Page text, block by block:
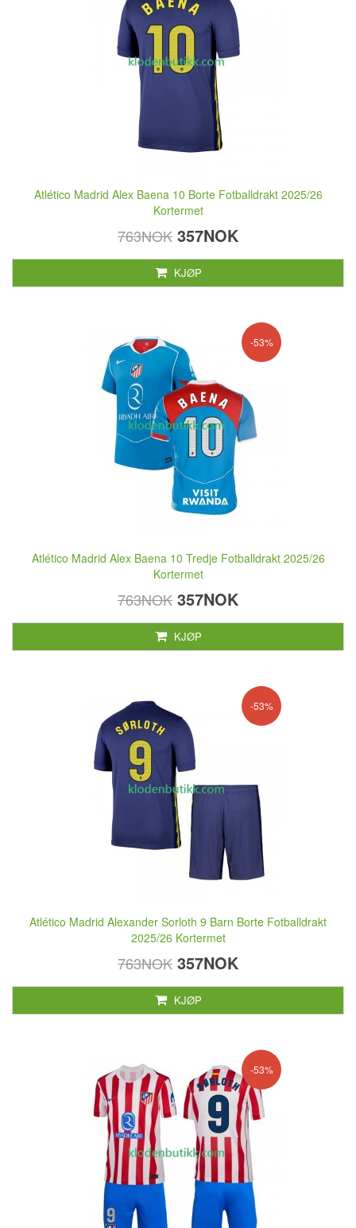
Atlético Madrid Alex Baena 10 Borte Fotballdrakt 2025/26
Kortermet
763NOK 357NOK
KJØP
-53%
Atlético Madrid Alex Baena 10 Tredje Fotballdrakt 2025/26
Kortermet
763NOK 357NOK
KJØP
-53%
Atlético Madrid Alexander Sorloth 9 Barn Borte Fotballdrakt
2025/26 Kortermet
763NOK 357NOK
KJØP
-53%